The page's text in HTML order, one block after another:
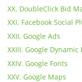
XX. DoubleClick Bid
XXI. Facebook Social
XXII. Google Ads
XXIII. Google
XXIV. Google Fonts
XXV. Google Maps